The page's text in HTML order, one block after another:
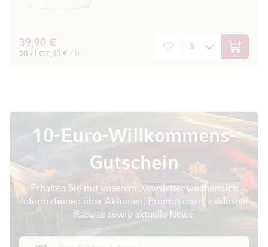
39,90 €
70 cl (57,00 € / l) In den
10-Euro-Willkommens-
Gutschein
Erhalten Sie mit unserem Newsletter wöchentlich
Informationen über Aktionen, Promotionen, exklusive
Rabatte sowie aktuelle News.